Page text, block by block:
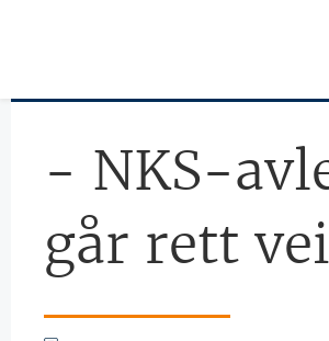
- NKS-
går rett vei